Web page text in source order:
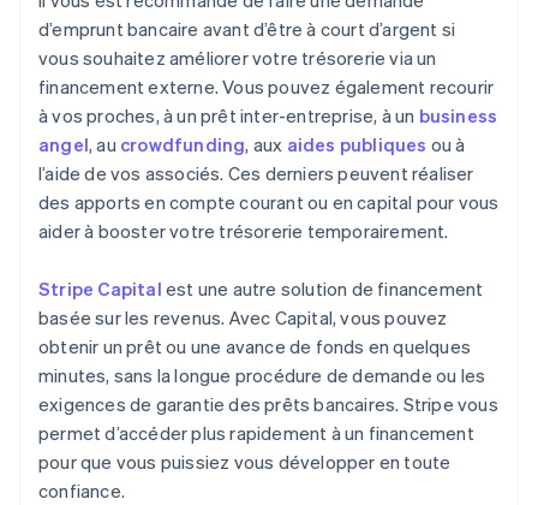
d’emprunt bancaire avant d’être à court d’argent si
vous souhaitez améliorer votre trésorerie via un
financement externe. Vous pouvez également recourir
à vos proches, à un prêt inter-entreprise, à un business
angel, au crowdfunding, aux aides publiques ou à
l’aide de vos associés. Ces derniers peuvent réaliser
des apports en compte courant ou en capital pour vous
aider à booster votre trésorerie temporairement.
Stripe Capital est une autre solution de financement
basée sur les revenus. Avec Capital, vous pouvez
obtenir un prêt ou une avance de fonds en quelques
minutes, sans la longue procédure de demande ou les
exigences de garantie des prêts bancaires. Stripe vous
permet d’accéder plus rapidement à un financement
pour que vous puissiez vous développer en toute
confiance.